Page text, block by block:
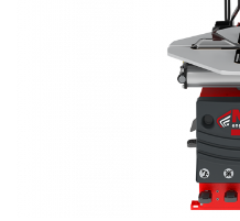
Chei pneumatice cu impact
Ciocane daltuitoare
Compactoare pneumatice